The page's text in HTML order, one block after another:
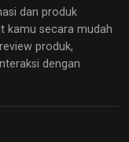
dan produk
kamu secara mudah
produk,
dengan